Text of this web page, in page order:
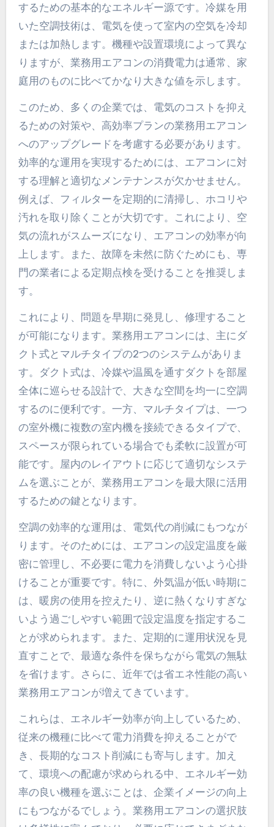
するための基本的なエネルギー源です。冷媒を用
いた空調技術は、電気を使って室内の空気を冷却
または加熱します。機種や設置環境によって異な
りますが、業務用エアコンの消費電力は通常、家
庭用のものに比べてかなり大きな値を示します。
このため、多くの企業では、電気のコストを抑え
るための対策や、高効率プランの業務用エアコン
へのアップグレードを考慮する必要があります。
効率的な運用を実現するためには、エアコンに対
する理解と適切なメンテナンスが欠かせません。
例えば、フィルターを定期的に清掃し、ホコリや
汚れを取り除くことが大切です。これにより、空
気の流れがスムーズになり、エアコンの効率が向
上します。また、故障を未然に防ぐためにも、専
門の業者による定期点検を受けることを推奨しま
す。
これにより、問題を早期に発見し、修理すること
が可能になります。業務用エアコンには、主にダ
クト式とマルチタイプの2つのシステムがありま
す。ダクト式は、冷媒や温風を通すダクトを部屋
全体に巡らせる設計で、大きな空間を均一に空調
するのに便利です。一方、マルチタイプは、一つ
の室外機に複数の室内機を接続できるタイプで、
スペースが限られている場合でも柔軟に設置が可
能です。屋内のレイアウトに応じて適切なシステ
ムを選ぶことが、業務用エアコンを最大限に活用
するための鍵となります。
空調の効率的な運用は、電気代の削減にもつなが
ります。そのためには、エアコンの設定温度を厳
密に管理し、不必要に電力を消費しないよう心掛
けることが重要です。特に、外気温が低い時期に
は、暖房の使用を控えたり、逆に熱くなりすぎな
いよう過ごしやすい範囲で設定温度を指定するこ
とが求められます。また、定期的に運用状況を見
直すことで、最適な条件を保ちながら電気の無駄
を省けます。さらに、近年では省エネ性能の高い
業務用エアコンが増えてきています。
これらは、エネルギー効率が向上しているため、
従来の機種に比べて電力消費を抑えることがで
き、長期的なコスト削減にも寄与します。加え
て、環境への配慮が求められる中、エネルギー効
率の良い機種を選ぶことは、企業イメージの向上
にもつながるでしょう。業務用エアコンの選択肢